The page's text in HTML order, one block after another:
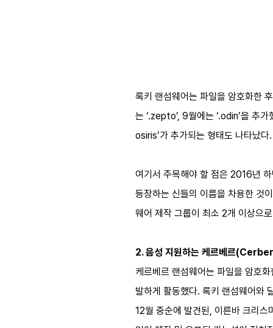
록키 랜섬웨어는 파일을 암호화한
는 ‘.zepto’, 9월에는 ‘.odin’을 추
osiris’가 추가되는 형태도 나타났다.
여기서 주목해야 할 점은 2016년
등장하는 신들의 이름을 차용한 것
웨어 제작 그룹이 최소 2개 이상으
2. 음성 지원하는 케르베르
케르베르 랜섬웨어는 파일을 암호
발하게 활동했다. 록키 랜섬웨어와
12월 중순에 발견된, 이른바 크리